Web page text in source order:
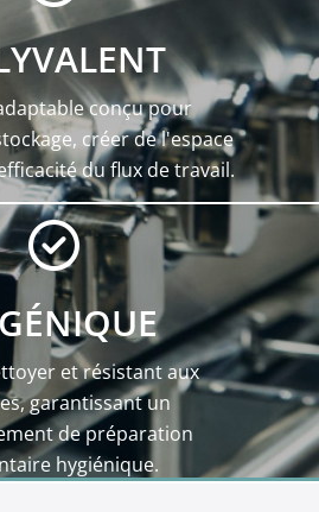
conçu pour
créer de l'espace
du flux de travail.
et résistant aux
garantissant un
de préparation
hygiénique.